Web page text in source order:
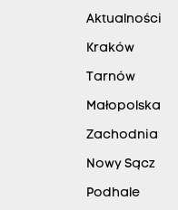
Aktualności
Kraków
Tarnów
Małopolska
Zachodnia
Nowy Sącz
Podhale